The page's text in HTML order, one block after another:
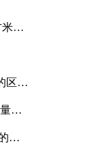
能
区别
解
合